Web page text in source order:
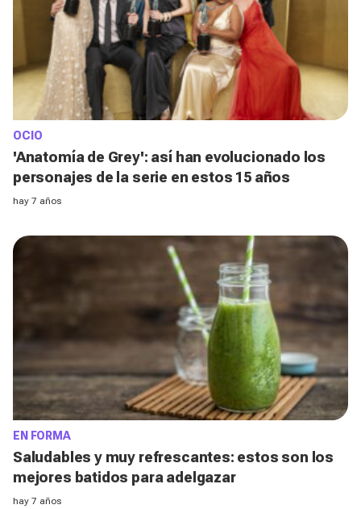
OCIO
'Anatomía de Grey': así han evolucionado los
personajes de la serie en estos 15 años
hay 7 años
EN FORMA
Saludables y muy refrescantes: estos son los
mejores batidos para adelgazar
hay 7 años